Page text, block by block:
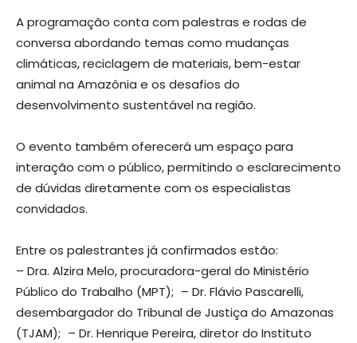
A programação conta com palestras e rodas de
conversa abordando temas como mudanças
climáticas, reciclagem de materiais, bem-estar
animal na Amazônia e os desafios do
desenvolvimento sustentável na região.
O evento também oferecerá um espaço para
interação com o público, permitindo o esclarecimento
de dúvidas diretamente com os especialistas
convidados.
Entre os palestrantes já confirmados estão:
– Dra. Alzira Melo, procuradora-geral do Ministério
Público do Trabalho (MPT); – Dr. Flávio Pascarelli,
desembargador do Tribunal de Justiça do Amazonas
(TJAM); – Dr. Henrique Pereira, diretor do Instituto